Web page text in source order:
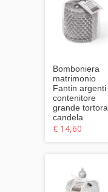
Bomboniera
matrimonio
Fantin argenti
contenitore
grande tortora
candela
€ 14,60